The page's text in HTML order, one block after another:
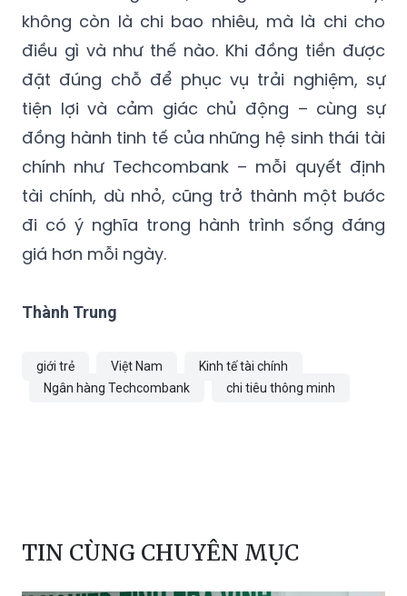
không còn là chi bao nhiêu, mà là chi cho
điều gì và như thế nào. Khi đồng tiền được
đặt đúng chỗ để phục vụ trải nghiệm, sự
tiện lợi và cảm giác chủ động – cùng sự
đồng hành tinh tế của những hệ sinh thái tài
chính như Techcombank – mỗi quyết định
tài chính, dù nhỏ, cũng trở thành một bước
đi có ý nghĩa trong hành trình sống đáng
giá hơn mỗi ngày.
Thành Trung
giới trẻ Việt Nam
Kinh tế tài chính
Ngân hàng Techcombank
chi tiêu thông minh
TIN CÙNG CHUYÊN MỤC